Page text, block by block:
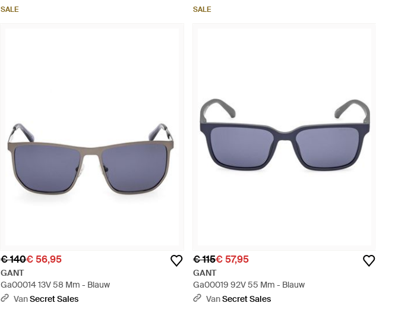
SALE SALE
€ 140€ 56,95
GANT
Ga00014 13V 58 Mm - Blauw
VanSecret Sales
€ 115€ 57,95
GANT
Ga00019 92V 55 Mm - Blauw
VanSecret Sales